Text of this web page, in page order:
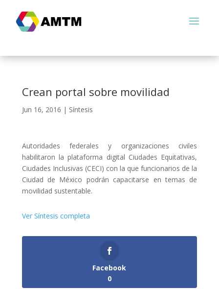
Crean portal sobre movilidad
Jun 16, 2016 | Síntesis
Autoridades federales y organizaciones civiles
habilitaron la plataforma digital Ciudades Equitativas,
Ciudades Inclusivas (CECI) con la que funcionarios de la
Ciudad de México podrán capacitarse en temas de
movilidad sustentable.
Ver Síntesis completa
Facebook
0